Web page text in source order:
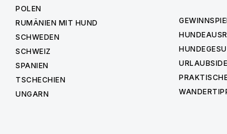
POLEN
RUMÄNIEN MIT HUND
SCHWEDEN
SCHWEIZ
SPANIEN
TSCHECHIEN
UNGARN